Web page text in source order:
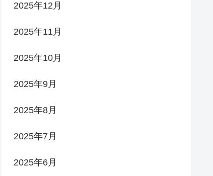
2025年12月
2025年11月
2025年10月
2025年9月
2025年8月
2025年7月
2025年6月